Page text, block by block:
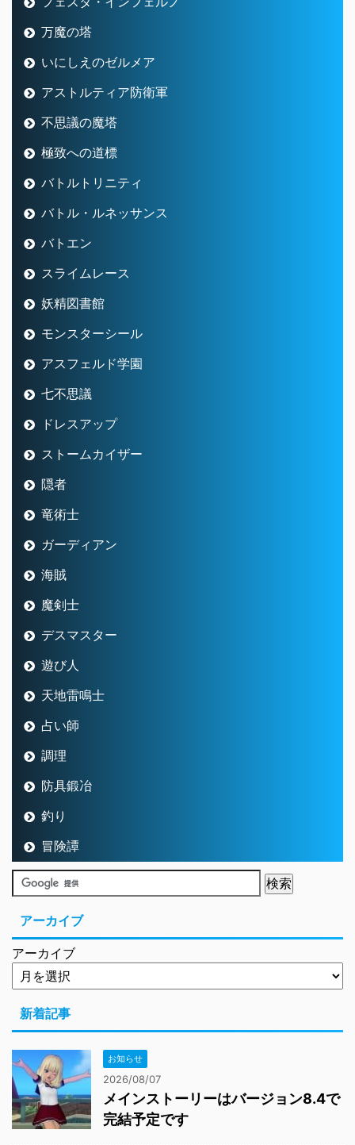
万魔の塔
いにしえのゼルメア
アストルティア防衛軍
不思議の魔塔
極致への道標
バトルトリニティ
バトル・ルネッサンス
バトエン
スライムレース
妖精図書館
モンスターシール
アスフェルド学園
七不思議
ドレスアップ
ストームカイザー
隠者
竜術士
ガーディアン
海賊
魔剣士
デスマスター
遊び人
天地雷鳴士
占い師
調理
防具鍛冶
釣り
冒険譚
アーカイブ
アーカイブ
新着記事
お知らせ
2026/08/07
メインストーリーはバージョン8.4で
完結予定です